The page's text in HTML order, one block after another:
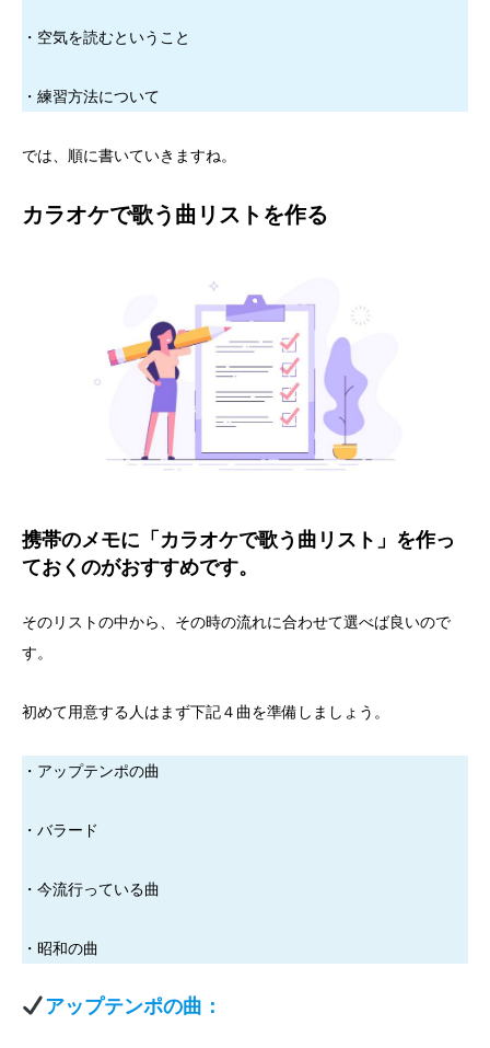
・空気を読むということ
・練習方法について
では、順に書いていきますね。
カラオケで歌う曲リストを作る
携帯のメモに「カラオケで歌う曲リスト」を作っ
ておくのがおすすめです。
そのリストの中から、その時の流れに合わせて選べば良いので
す。
初めて用意する人はまず下記４曲を準備しましょう。
・アップテンポの曲
・バラード
・今流行っている曲
・昭和の曲
アップテンポの曲：